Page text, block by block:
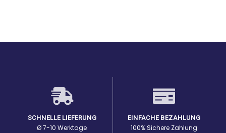
SCHNELLE LIEFERUNG
Ø 7-10 Werktage
EINFACHE BEZAHLUNG
100% Sichere Zahlung